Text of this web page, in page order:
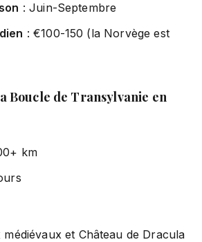
: Juin-Septembre
: €100-150 (la Norvège est
Boucle de Transylvanie en
km
médiévaux et Château de Dracula